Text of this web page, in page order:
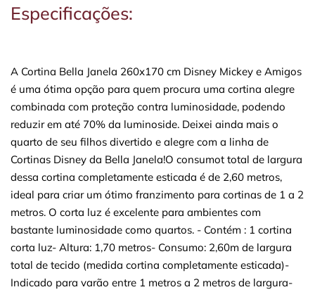
Especificações:
A Cortina Bella Janela 260x170 cm Disney Mickey e Amigos
é uma ótima opção para quem procura uma cortina alegre
combinada com proteção contra luminosidade, podendo
reduzir em até 70% da luminoside. Deixei ainda mais o
quarto de seu filhos divertido e alegre com a linha de
Cortinas Disney da Bella Janela!O consumot total de largura
dessa cortina completamente esticada é de 2,60 metros,
ideal para criar um ótimo franzimento para cortinas de 1 a 2
metros. O corta luz é excelente para ambientes com
bastante luminosidade como quartos. - Contém : 1 cortina
corta luz- Altura: 1,70 metros- Consumo: 2,60m de largura
total de tecido (medida cortina completamente esticada)-
Indicado para varão entre 1 metros a 2 metros de largura-